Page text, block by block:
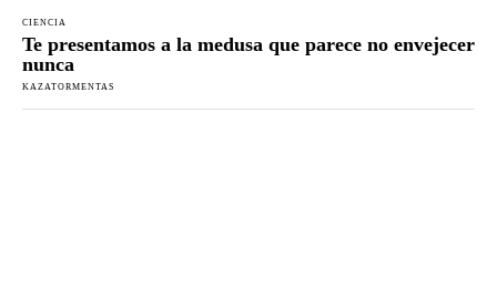
CIENCIA
Te presentamos a la medusa que parece no envejecer
nunca
KAZATORMENTAS